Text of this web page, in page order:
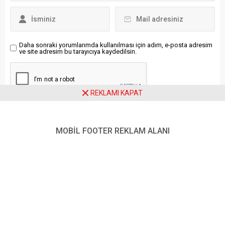
arasındaki ilişkileri, birçok...
Daha sonraki yorumlarımda kullanılması için adım, e-posta adresim
ve site adresim bu tarayıcıya kaydedilsin.
REKLAMI KAPAT
MOBİL FOOTER REKLAM ALANI